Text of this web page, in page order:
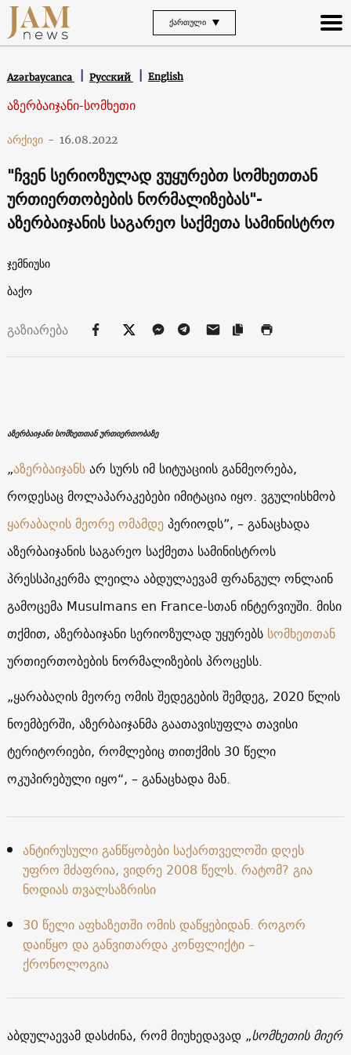
ᲥᲐᲠᲗᲣᲚᲘ
Azərbaycanca Русский English
აზერბაიჯანი-სომხეთი
არქივი - 16.08.2022
"ჩვენ სერიოზულად ვუყურებთ სომხეთთან
ურთიერთობების ნორმალიზებას"-
აზერბაიჯანის საგარეო საქმეთა სამინისტრო
ჯემნიუსი
ბაქო
გაზიარება
აზერბაიჯანი სომხეთთან ურთიერთობაზე
„აზერბაიჯანსარ სურს იმ სიტუაციის განმეორება,
როდესაც მოლაპარაკებები იმიტაცია იყო. ვგულისხმობ
ყარაბაღის მეორე ომამდეპერიოდს”, – განაცხადა
აზერბაიჯანის საგარეო საქმეთა სამინისტროს
პრესსპიკერმა ლეილა აბდულაევამ ფრანგულ ონლაინ
გამოცემა Musulmans en France-სთან ინტერვიუში. მისი
თქმით, აზერბაიჯანი სერიოზულად უყურებს სომხეთთან
ურთიერთობების ნორმალიზების პროცესს.
„ყარაბაღის მეორე ომის შედეგების შემდეგ, 2020 წლის
ნოემბერში, აზერბაიჯანმა გაათავისუფლა თავისი
ტერიტორიები, რომლებიც თითქმის 30 წელი
ოკუპირებული იყო“, – განაცხადა მან.
ანტირუსული განწყობები საქართველოში დღეს
უფრო მძაფრია, ვიდრე 2008 წელს. რატომ? გია
ნოდიას თვალსაზრისი
30 წელი აფხაზეთში ომის დაწყებიდან. როგორ
დაიწყო და განვითარდა კონფლიქტი –
ქრონოლოგია
აბდულაევამ დასძინა, რომ მიუხედავად „სომხეთის მიერ